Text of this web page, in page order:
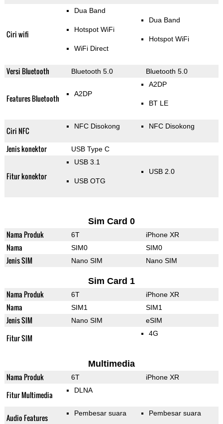
Ciri wifi
Dua Band
Hotspot WiFi
WiFi Direct
Dua Band
Hotspot WiFi
Versi Bluetooth Bluetooth 5.0 Bluetooth 5.0
Features Bluetooth A2DP
A2DP
BT LE
Ciri NFC NFC Disokong NFC Disokong
Jenis konektor USB Type C
Fitur konektor
USB 3.1
USB OTG
USB 2.0
Sim Card 0
Nama Produk 6T iPhone XR
Nama SIM0 SIM0
Jenis SIM Nano SIM Nano SIM
Sim Card 1
Nama Produk 6T iPhone XR
Nama SIM1 SIM1
Jenis SIM Nano SIM eSIM
Fitur SIM 4G
Multimedia
Nama Produk 6T iPhone XR
Fitur Multimedia DLNA
Audio Features Pembesar suara Pembesar suara